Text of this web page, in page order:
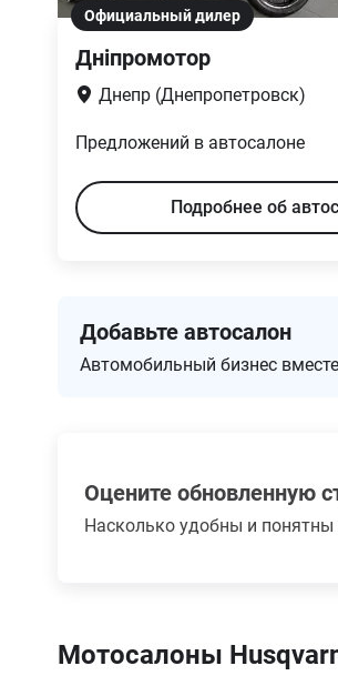
Официальный дилер
Дніпромотор
Днепр (Днепропетровск)
Предложений в автосалоне
Подробнее об
Добавьте автосалон
Автомобильный бизнес вместе
Оцените обновленную
Насколько удобны и понятны
Мотосалоны